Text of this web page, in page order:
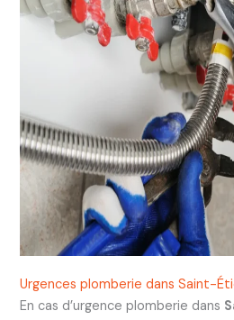
Urgences plomberie dans Saint-
En cas d’urgence plomberie dans